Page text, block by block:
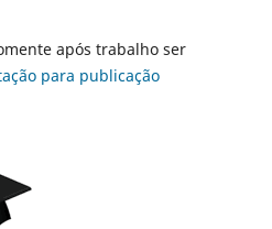
após trabalho ser
para publicação